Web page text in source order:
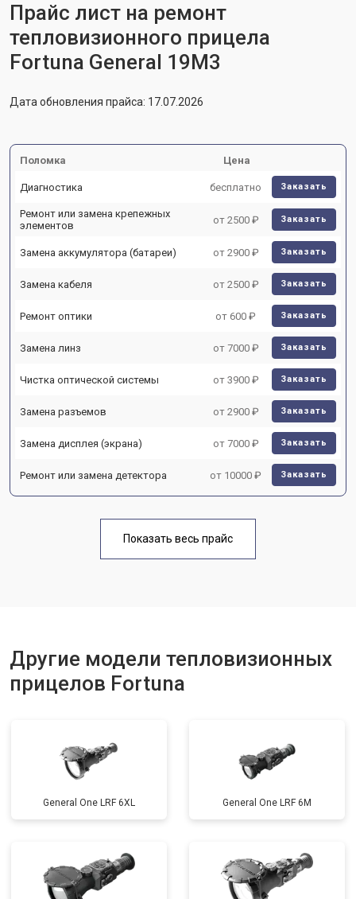
Прайс лист на ремонт
тепловизионного прицела
Fortuna General 19M3
Дата обновления прайса: 17.07.2026
Поломка Цена
Диагностика бесплатно Заказать
Ремонт или замена крепежных
элементов
от 2500 ₽ Заказать
Замена аккумулятора (батареи) от 2900 ₽ Заказать
Замена кабеля от 2500 ₽ Заказать
Ремонт оптики от 600 ₽ Заказать
Замена линз от 7000 ₽ Заказать
Чистка оптической системы от 3900 ₽ Заказать
Замена разъемов от 2900 ₽ Заказать
Замена дисплея (экрана) от 7000 ₽ Заказать
Ремонт или замена детектора от 10000 ₽ Заказать
Показать весь прайс
Другие модели тепловизионных
прицелов Fortuna
General One LRF 6XL General One LRF 6M